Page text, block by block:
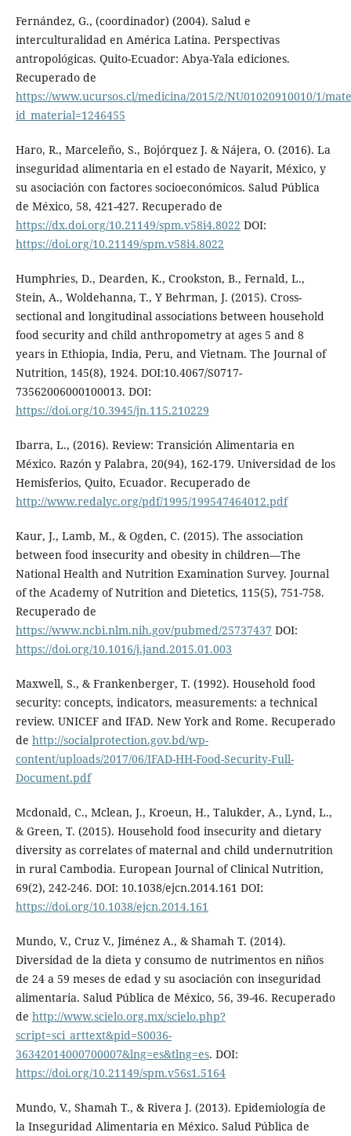
Fernández, G., (coordinador) (2004). Salud e
interculturalidad en América Latina. Perspectivas
antropológicas. Quito-Ecuador: Abya-Yala ediciones.
Recuperado de
https://www.ucursos.cl/medicina/2015/2/NU01020910010/1/
id_material=1246455
Haro, R., Marceleño, S., Bojórquez J. & Nájera, O. (2016). La
inseguridad alimentaria en el estado de Nayarit, México, y
su asociación con factores socioeconómicos. Salud Pública
de México, 58, 421-427. Recuperado de
https://dx.doi.org/10.21149/spm.v58i4.8022 DOI:
https://doi.org/10.21149/spm.v58i4.8022
Humphries, D., Dearden, K., Crookston, B., Fernald, L.,
Stein, A., Woldehanna, T., Y Behrman, J. (2015). Cross-
sectional and longitudinal associations between household
food security and child anthropometry at ages 5 and 8
years in Ethiopia, India, Peru, and Vietnam. The Journal of
Nutrition, 145(8), 1924. DOI:10.4067/S0717-
73562006000100013. DOI:
https://doi.org/10.3945/jn.115.210229
Ibarra, L., (2016). Review: Transición Alimentaria en
México. Razón y Palabra, 20(94), 162-179. Universidad de los
Hemisferios, Quito, Ecuador. Recuperado de
http://www.redalyc.org/pdf/1995/199547464012.pdf
Kaur, J., Lamb, M., & Ogden, C. (2015). The association
between food insecurity and obesity in children—The
National Health and Nutrition Examination Survey. Journal
of the Academy of Nutrition and Dietetics, 115(5), 751-758.
Recuperado de
https://www.ncbi.nlm.nih.gov/pubmed/25737437 DOI:
https://doi.org/10.1016/j.jand.2015.01.003
Maxwell, S., & Frankenberger, T. (1992). Household food
security: concepts, indicators, measurements: a technical
review. UNICEF and IFAD. New York and Rome. Recuperado
de http://socialprotection.gov.bd/wp-
content/uploads/2017/06/IFAD-HH-Food-Security-Full-
Document.pdf
Mcdonald, C., Mclean, J., Kroeun, H., Talukder, A., Lynd, L.,
& Green, T. (2015). Household food insecurity and dietary
diversity as correlates of maternal and child undernutrition
in rural Cambodia. European Journal of Clinical Nutrition,
69(2), 242-246. DOI: 10.1038/ejcn.2014.161 DOI:
https://doi.org/10.1038/ejcn.2014.161
Mundo, V., Cruz V., Jiménez A., & Shamah T. (2014).
Diversidad de la dieta y consumo de nutrimentos en niños
de 24 a 59 meses de edad y su asociación con inseguridad
alimentaria. Salud Pública de México, 56, 39-46. Recuperado
de http://www.scielo.org.mx/scielo.php?
script=sci_arttext&pid=S0036-
36342014000700007&lng=es&tlng=es. DOI:
https://doi.org/10.21149/spm.v56s1.5164
Mundo, V., Shamah T., & Rivera J. (2013). Epidemiología de
la Inseguridad Alimentaria en México. Salud Pública de